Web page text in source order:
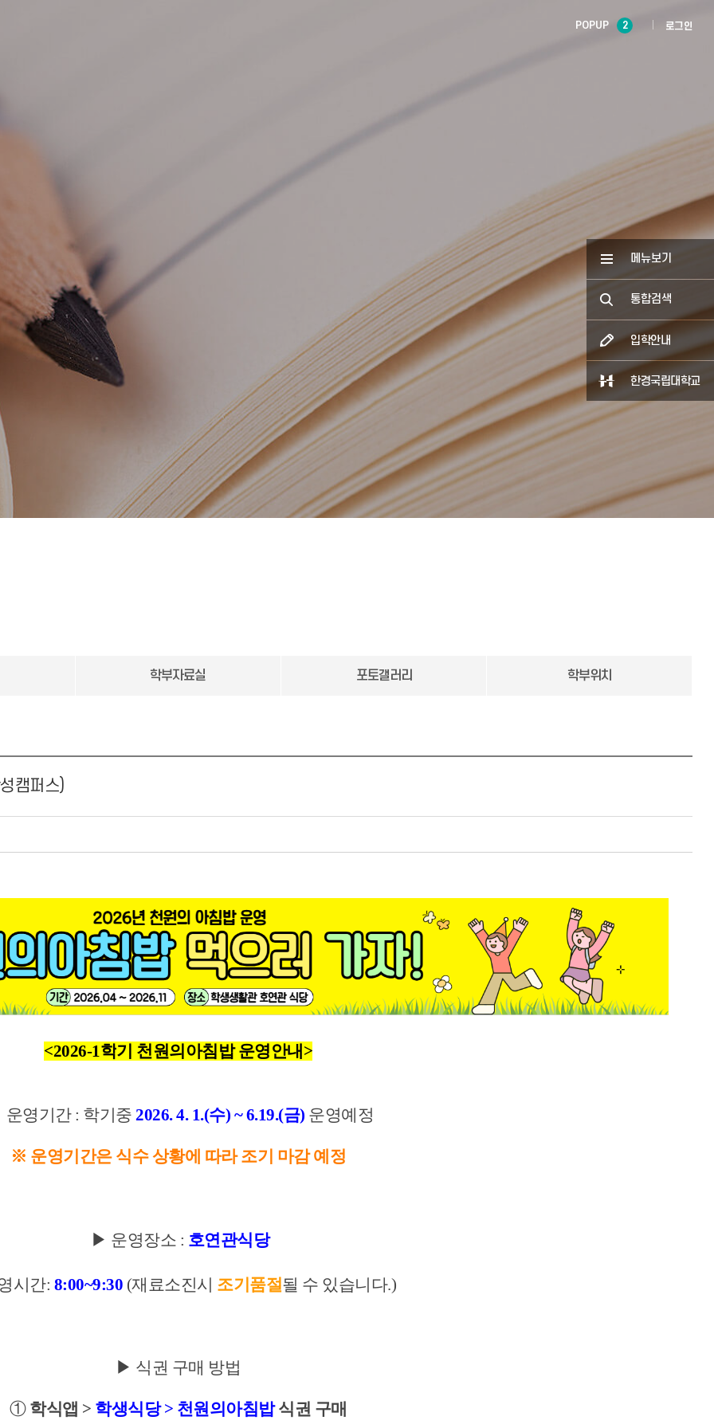
POPUP 2 로그인
메뉴보기
통합검색
입학안내
한경국립대학교
학부자료실 포토갤러리 학부위치
캠퍼스)
<2026-1학기 천원의아침밥 운영안내>
영기 간 : 학기중 2026.4. 1.(수) ~ 6.19.(금) 운영예정
※ 운영기간은 식수 상황에 따라 조기 마감 예정
▶ 운영장소 : 호연관식당
시간: 8:00~9:30 (재료소진시 조기품절될 수 있습니 다.)
▶ 식권 구매 방법
① 학식앱 > 학생식당 > 천원의아침밥식권 구매